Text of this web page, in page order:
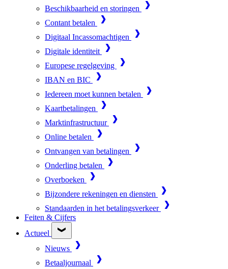
Beschikbaarheid en storingen
Contant betalen
Digitaal Incassomachtigen
Digitale identiteit
Europese regelgeving
IBAN en BIC
Iedereen moet kunnen betalen
Kaartbetalingen
Marktinfrastructuur
Online betalen
Ontvangen van betalingen
Onderling betalen
Overboeken
Bijzondere rekeningen en diensten
Standaarden in het betalingsverkeer
Feiten & Cijfers
Actueel
Nieuws
Betaaljournaal